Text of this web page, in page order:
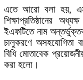
এতে আরো বলা হয়,
শিক্ষাপ্রতিষ্ঠানের
ইএফটিতে নাম
চালুকরণে অসহযোগিতা
বিধি মোতাবেক
করা হলো।